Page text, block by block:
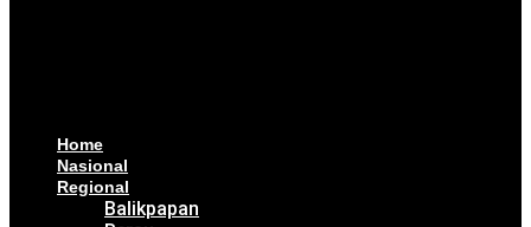
Home
Nasional
Regional
Balikpapan